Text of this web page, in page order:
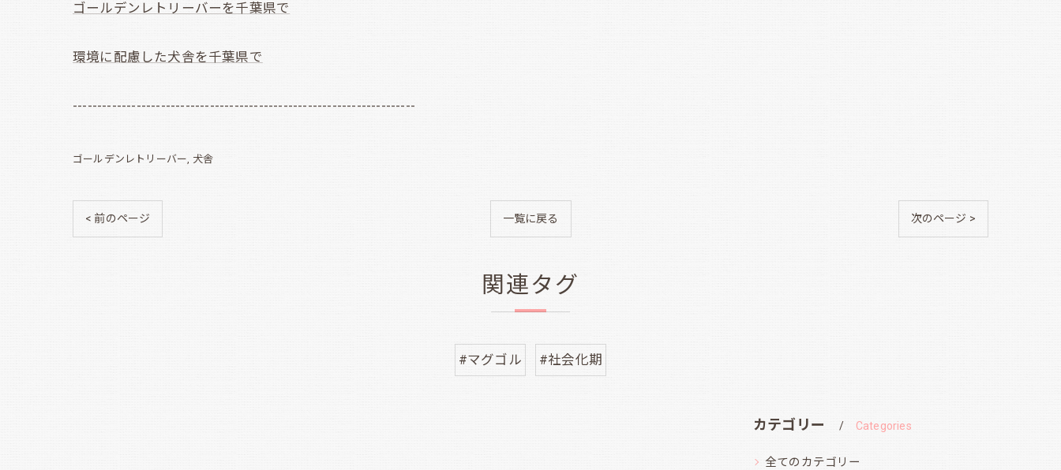
ゴールデンレトリーバーを千葉県で
環境に配慮した犬舎を千葉県で
----------------------------------------------------------------------
ゴールデンレトリーバー 犬舎
< 前のページ 一覧に戻る 次のページ >
関連タグ
#マグゴル #社会化期
カテゴリー Categories
全てのカテゴリー